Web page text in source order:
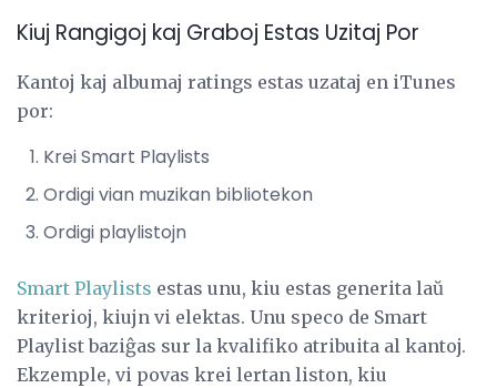
Kiuj Rangigoj kaj Graboj Estas Uzitaj Por
Kantoj kaj albumaj ratings estas uzataj en iTunes
por:
Krei Smart Playlists
Ordigi vian muzikan bibliotekon
Ordigi playlistojn
Smart Playlists estas unu, kiu estas generita laŭ
kriterioj, kiujn vi elektas. Unu speco de Smart
Playlist baziĝas sur la kvalifiko atribuita al kantoj.
Ekzemple, vi povas krei lertan liston, kiu